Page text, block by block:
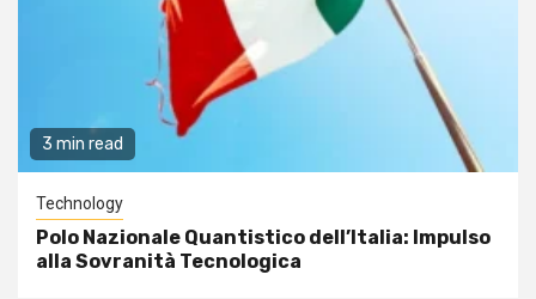
3 min read
Technology
Polo Nazionale Quantistico dell’Italia: Impulso
alla Sovranità Tecnologica